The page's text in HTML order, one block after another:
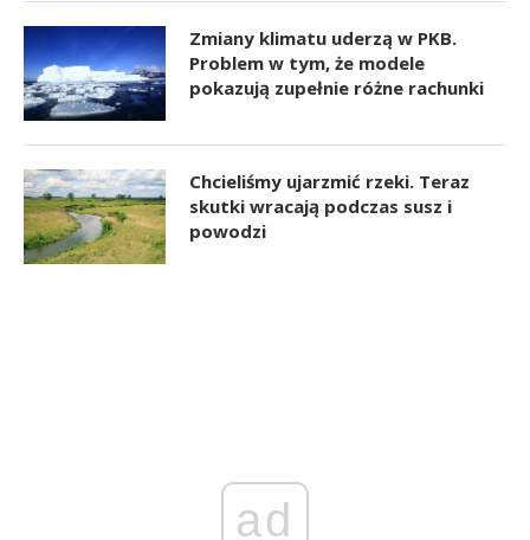
Zmiany klimatu uderzą w PKB.
Problem w tym, że modele
pokazują zupełnie różne rachunki
Chcieliśmy ujarzmić rzeki. Teraz
skutki wracają podczas susz i
powodzi
ad